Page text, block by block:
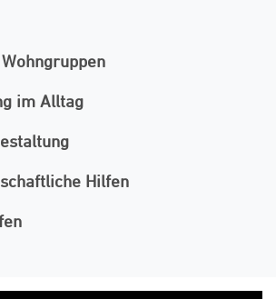
im Alltag
Hilfen
Betreute Wohngruppen